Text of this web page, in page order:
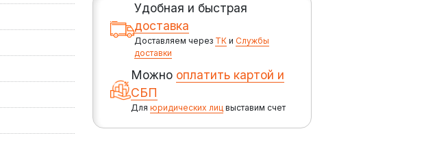
Удобная и быстрая
доставка
Доставляем через ТКи Службы
доставки
Можно оплатить картой и
СБП
Для юридических лицвыставим счет